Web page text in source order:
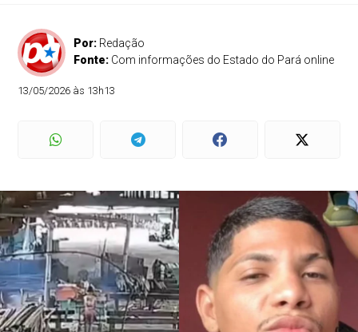
Por: Redação
Fonte: Com informações do Estado do Pará online
13/05/2026 às 13h13